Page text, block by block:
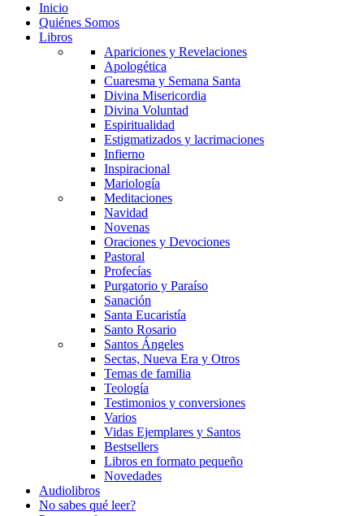
Inicio
Quiénes Somos
Libros
Apariciones y Revelaciones
Apologética
Cuaresma y Semana Santa
Divina Misericordia
Divina Voluntad
Espiritualidad
Estigmatizados y lacrimaciones
Infierno
Inspiracional
Mariología
Meditaciones
Navidad
Novenas
Oraciones y Devociones
Pastoral
Profecías
Purgatorio y Paraíso
Sanación
Santa Eucaristía
Santo Rosario
Santos Ángeles
Sectas, Nueva Era y Otros
Temas de familia
Teología
Testimonios y conversiones
Varios
Vidas Ejemplares y Santos
Bestsellers
Libros en formato pequeño
Novedades
Audiolibros
No sabes qué leer?